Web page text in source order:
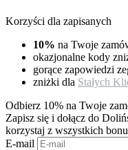
Korzyści dla zapisanych
10% na Twoje
okazjonalne kody
gorące zapowiedzi
zniżki dla Stałych
Odbierz 10% na Twoje
Zapisz się i dołącz do
korzystaj z wszystkich
E-mail